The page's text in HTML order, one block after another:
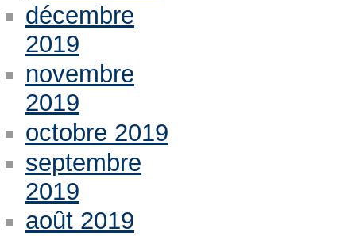
décembre
2019
novembre
2019
octobre 2019
septembre
2019
août 2019